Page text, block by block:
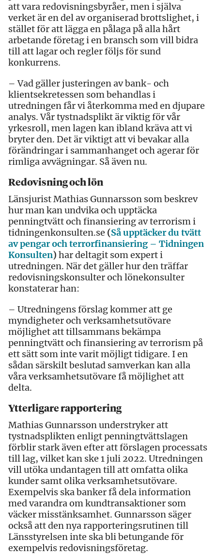
att vara redovisningsbyråer, men i själva
verket är en del av organiserad brottslighet, i
stället för att lägga en pålaga på alla hårt
arbetande företag i en bransch som vill bidra
till att lagar och regler följs för sund
konkurrens.
– Vad gäller justeringen av bank- och
klientsekretessen som behandlas i
utredningen får vi återkomma med en djupare
analys. Vår tystnadsplikt är viktig för vår
yrkesroll, men lagen kan ibland kräva att vi
bryter den. Det är viktigt att vi bevakar alla
förändringar i sammanhanget och agerar för
rimliga avvägningar. Så även nu.
Redovisning och lön
Länsjurist Mathias Gunnarsson som beskrev
hur man kan undvika och upptäcka
penningtvätt och finansiering av terrorism i
tidningenkonsulten.se (Så upptäcker du tvätt
av pengar och terrorfinansiering – Tidningen
Konsulten) har deltagit som expert i
utredningen. När det gäller hur den träffar
redovisningskonsulter och lönekonsulter
konstaterar han:
– Utredningens förslag kommer att ge
myndigheter och verksamhetsutövare
möjlighet att tillsammans bekämpa
penningtvätt och finansiering av terrorism på
ett sätt som inte varit möjligt tidigare. I en
sådan särskilt beslutad samverkan kan alla
våra verksamhetsutövare få möjlighet att
delta.
Ytterligare rapportering
Mathias Gunnarsson understryker att
tystnadsplikten enligt penningtvättslagen
förblir stark även efter att förslagen processats
till lag, vilket kan ske 1 juli 2022. Utredningen
vill utöka undantagen till att omfatta olika
kunder samt olika verksamhetsutövare.
Exempelvis ska banker få dela information
med varandra om kundtransaktioner som
väcker misstänksamhet. Gunnarsson säger
också att den nya rapporteringsrutinen till
Länsstyrelsen inte ska bli betungande för
exempelvis redovisningsföretag.